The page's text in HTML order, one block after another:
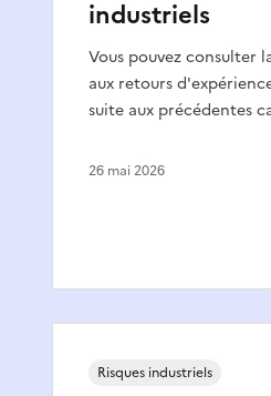
industriels
Vous pouvez consulter
aux retours
suite aux précédentes
26 mai 2026
Risques industriels